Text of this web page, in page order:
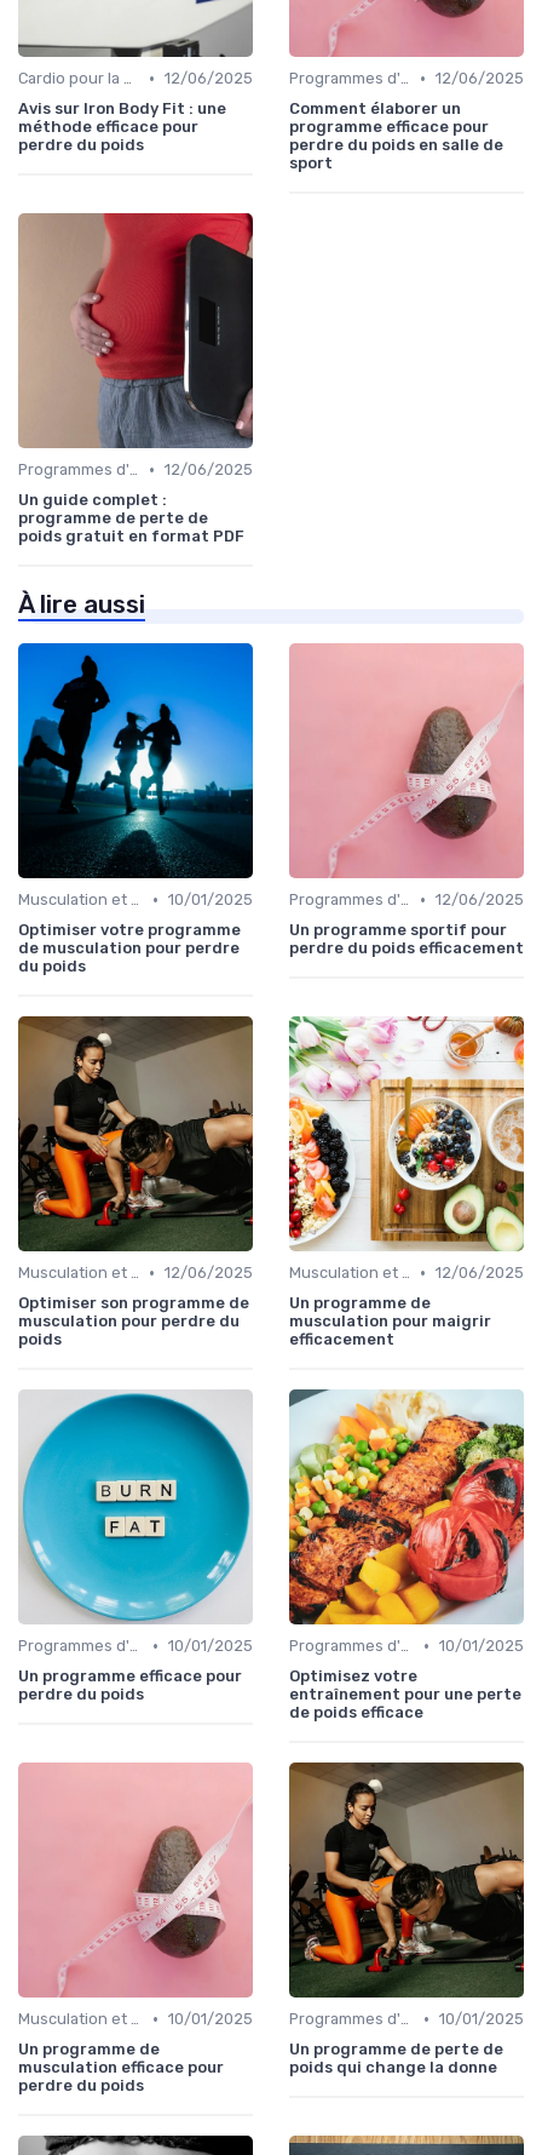
Cardio pour la perte de poids • 12/06/2025
Avis sur Iron Body Fit : une
méthode efficace pour
perdre du poids
Programmes d'entraînement • 12/06/2025
Comment élaborer un
programme efficace pour
perdre du poids en salle de
sport
Programmes d'entraînement • 12/06/2025
Un guide complet :
programme de perte de
poids gratuit en format PDF
À lire aussi
Musculation et tonification • 10/01/2025
Optimiser votre programme
de musculation pour perdre
du poids
Programmes d'entraînement • 12/06/2025
Un programme sportif pour
perdre du poids efficacement
Musculation et tonification • 12/06/2025
Optimiser son programme de
musculation pour perdre du
poids
Musculation et tonification • 12/06/2025
Un programme de
musculation pour maigrir
efficacement
Programmes d'entraînement • 10/01/2025
Un programme efficace pour
perdre du poids
Programmes d'entraînement • 10/01/2025
Optimisez votre
entraînement pour une perte
de poids efficace
Musculation et tonification • 10/01/2025
Un programme de
musculation efficace pour
perdre du poids
Programmes d'entraînement • 10/01/2025
Un programme de perte de
poids qui change la donne